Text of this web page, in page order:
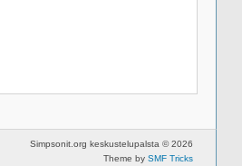
Simpsonit.org keskustelupalsta © 2026
Theme by SMF Tricks